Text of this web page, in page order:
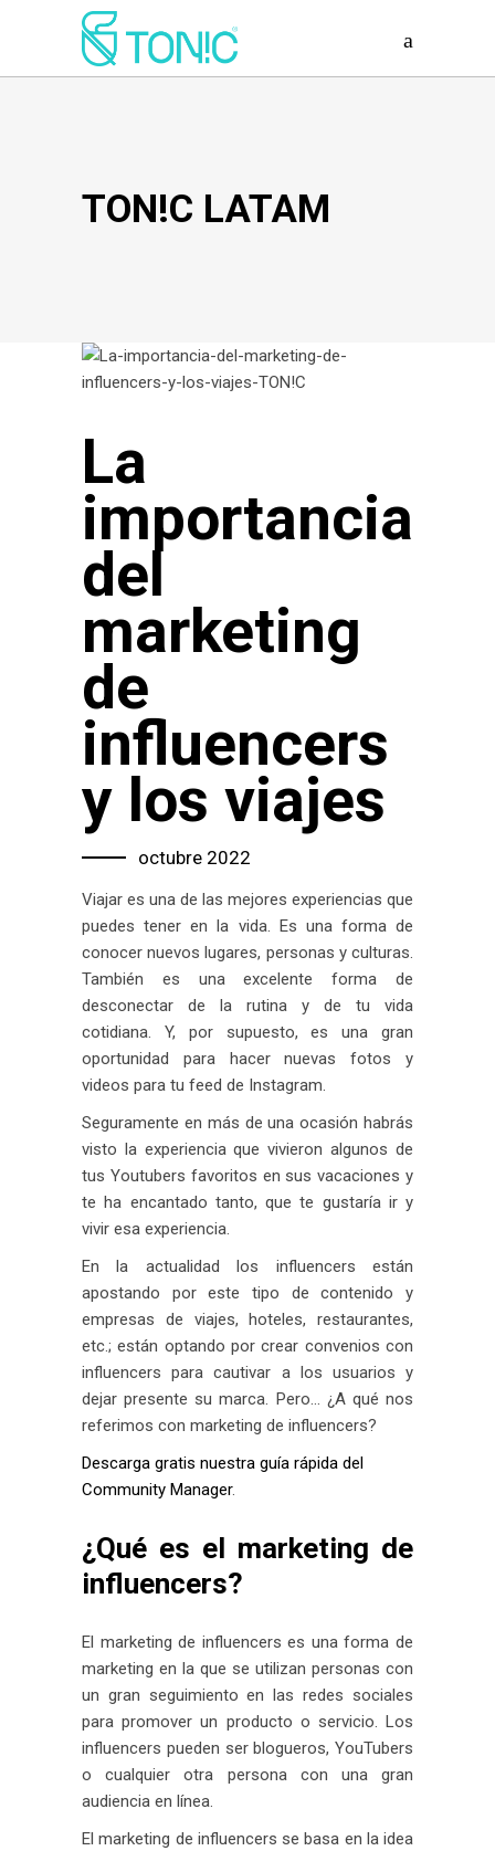
TON!C LATAM
La
importancia
del
marketing
de
influencers
y los viajes
octubre 2022
Viajar es una de las mejores experiencias que
puedes tener en la vida. Es una forma de
conocer nuevos lugares, personas y culturas.
También es una excelente forma de
desconectar de la rutina y de tu vida
cotidiana. Y, por supuesto, es una gran
oportunidad para hacer nuevas fotos y
videos para tu feed de Instagram.
Seguramente en más de una ocasión habrás
visto la experiencia que vivieron algunos de
tus Youtubers favoritos en sus vacaciones y
te ha encantado tanto, que te gustaría ir y
vivir esa experiencia.
En la actualidad los influencers están
apostando por este tipo de contenido y
empresas de viajes, hoteles, restaurantes,
etc.; están optando por crear convenios con
influencers para cautivar a los usuarios y
dejar presente su marca. Pero… ¿A qué nos
referimos con marketing de influencers?
Descarga gratis nuestra guía rápida del
Community Manager.
¿Qué es el marketing de
influencers?
El marketing de influencers es una forma de
marketing en la que se utilizan personas con
un gran seguimiento en las redes sociales
para promover un producto o servicio. Los
influencers pueden ser blogueros, YouTubers
o cualquier otra persona con una gran
audiencia en línea.
El marketing de influencers se basa en la idea